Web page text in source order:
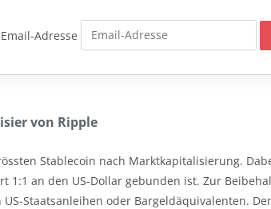
Email-Adresse
von Ripple
Stablecoin nach Marktkapitalisierung.
1:1 an den US-Dollar gebunden ist. Zur
Staatsanleihen oder Bargeldäquivalenten.